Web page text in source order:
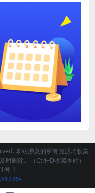
本站涉及的所有资源均收集
时删除。（Ctrl+D收藏本站）
号-1